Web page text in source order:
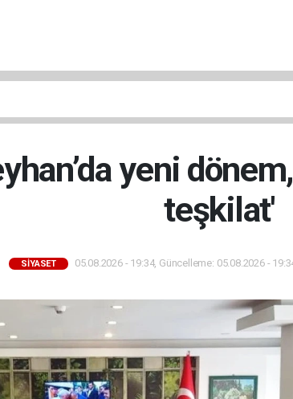
yeni
teşkilat'
SİYASET 05.08.2026 - 19:34, Güncelleme: 05.08.2026 -